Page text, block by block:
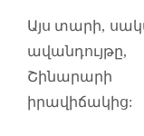
Այս տարի,
Շինարարի
իրավիճակից: